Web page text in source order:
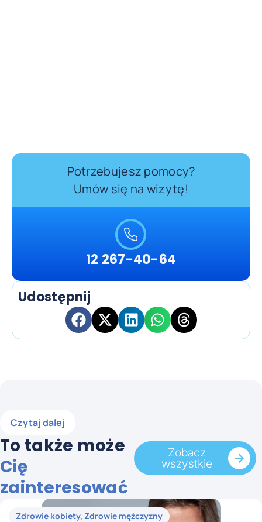
Potrzebujesz pomocy?
Umów się na wizytę!
12 267-40-64
Udostępnij
Czytaj dalej
To także może
Cię
zainteresować
Zobacz
wszystkie
Zdrowie kobiety, Zdrowie mężczyzny